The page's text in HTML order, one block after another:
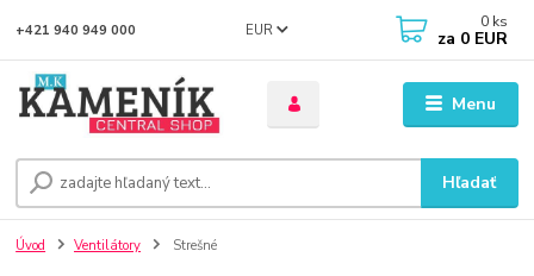
Menu
EUR
Hľadať
+421 940 949 000 0 ks
za 0 EUR
Úvod Ventilátory Strešné